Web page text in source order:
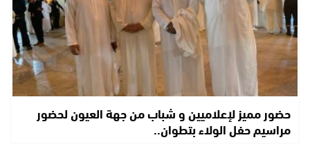
حضور مميز لإعلاميين و شباب من جهة العيون لحضور
مراسيم حفل الولاء بتطوان..